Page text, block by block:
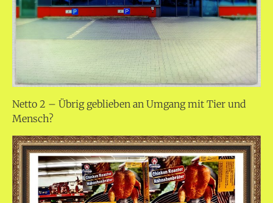
Netto 2 – Übrig geblieben an Umgang mit Tier und
Mensch?